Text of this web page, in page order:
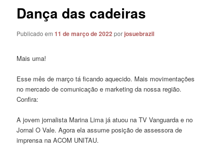
Dança das cadeiras
Publicado em11 de março de 2022 porjosuebrazil
Mais uma!
Esse mês de março tá ficando aquecido. Mais movimentações
no mercado de comunicação e marketing da nossa região.
Confira:
A jovem jornalista Marina Lima já atuou na TV Vanguarda e no
Jornal O Vale. Agora ela assume posição de assessora de
imprensa na ACOM UNITAU.